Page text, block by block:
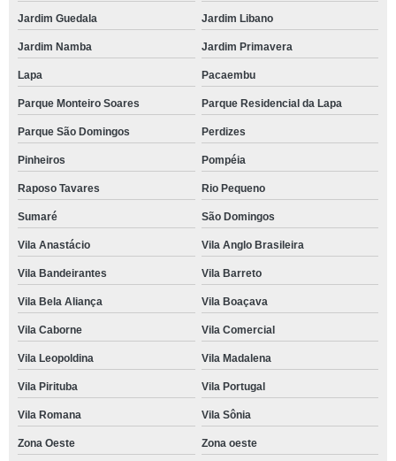
Jardim Guedala Jardim Libano
Jardim Namba Jardim Primavera
Lapa Pacaembu
Parque Monteiro Soares Parque Residencial da Lapa
Parque São Domingos Perdizes
Pinheiros Pompéia
Raposo Tavares Rio Pequeno
Sumaré São Domingos
Vila Anastácio Vila Anglo Brasileira
Vila Bandeirantes Vila Barreto
Vila Bela Aliança Vila Boaçava
Vila Caborne Vila Comercial
Vila Leopoldina Vila Madalena
Vila Pirituba Vila Portugal
Vila Romana Vila Sônia
Zona Oeste Zona oeste